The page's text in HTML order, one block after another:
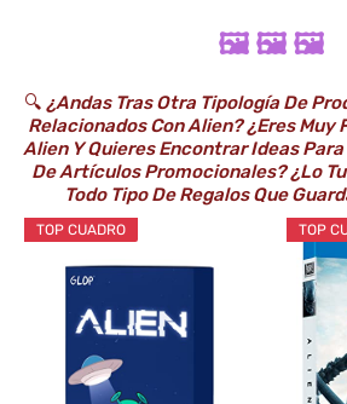
🖼️ 🖼️ 🖼️
🔍 ¿Andas Tras Otra Tipología De
Relacionados Con Alien? ¿Eres Muy
Alien Y Quieres Encontrar Ideas Para
De Artículos Promocionales? ¿Lo
Todo Tipo De Regalos Que
TOP CUADRO TOP